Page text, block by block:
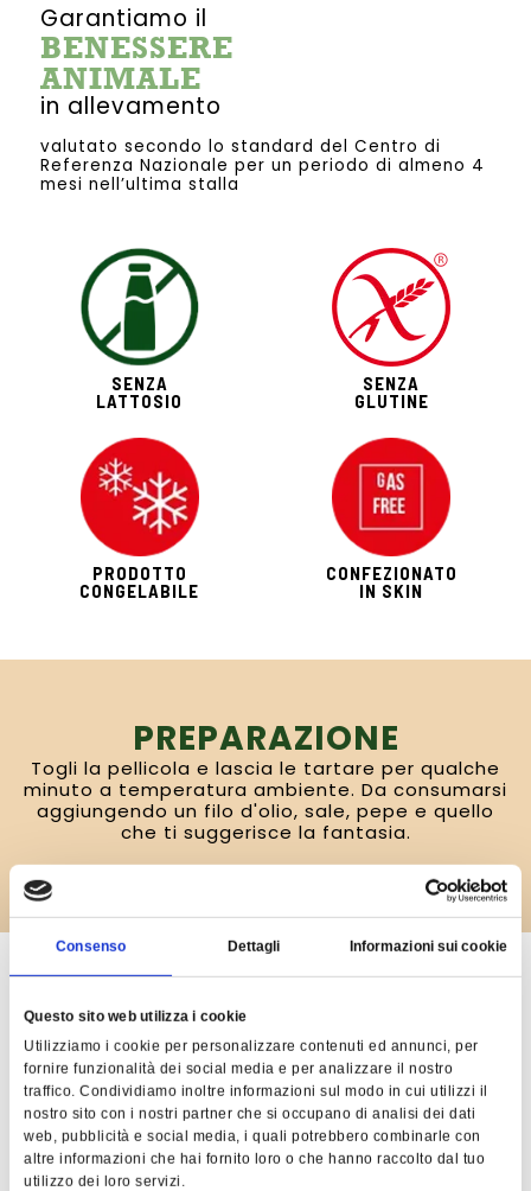
Consenso Dettagli Informazioni sui cookie
Questo sito web utilizza i cookie
Utilizziamo i cookie per personalizzare contenuti ed annunci, per
fornire funzionalità dei social media e per analizzare il nostro
traffico. Condividiamo inoltre informazioni sul modo in cui utilizzi il
nostro sito con i nostri partner che si occupano di analisi dei dati
web, pubblicità e social media, i quali potrebbero combinarle con
altre informazioni che hai fornito loro o che hanno raccolto dal tuo
utilizzo dei loro servizi.
Garantiamo il
BENESSERE
ANIMALE
in allevamento
valutato secondo lo standard del Centro di
Referenza Nazionale per un periodo di almeno 4
mesi nell’ultima stalla
SENZA
LATTOSIO
SENZA
GLUTINE
PRODOTTO
CONGELABILE
CONFEZIONATO
IN SKIN
PREPARAZIONE
Togli la pellicola e lascia le tartare per qualche
minuto a temperatura ambiente. Da consumarsi
aggiungendo un filo d'olio, sale, pepe e quello
che ti suggerisce la fantasia.
Punti vendita vicino a te
DOVE TROVI
QUESTO PRODOTTO